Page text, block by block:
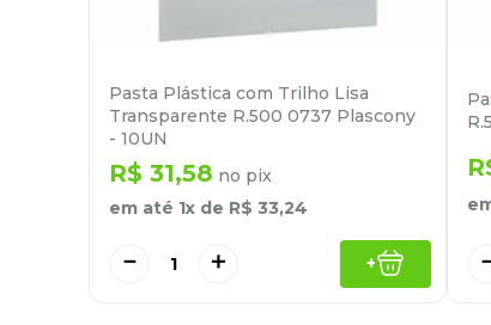
Pasta Plástica com Trilho Lisa
Transparente R.500 0737 Plascony
- 10UN
R$ 31,58 no pix
em até 1x de R$ 33,24
＋
－ +